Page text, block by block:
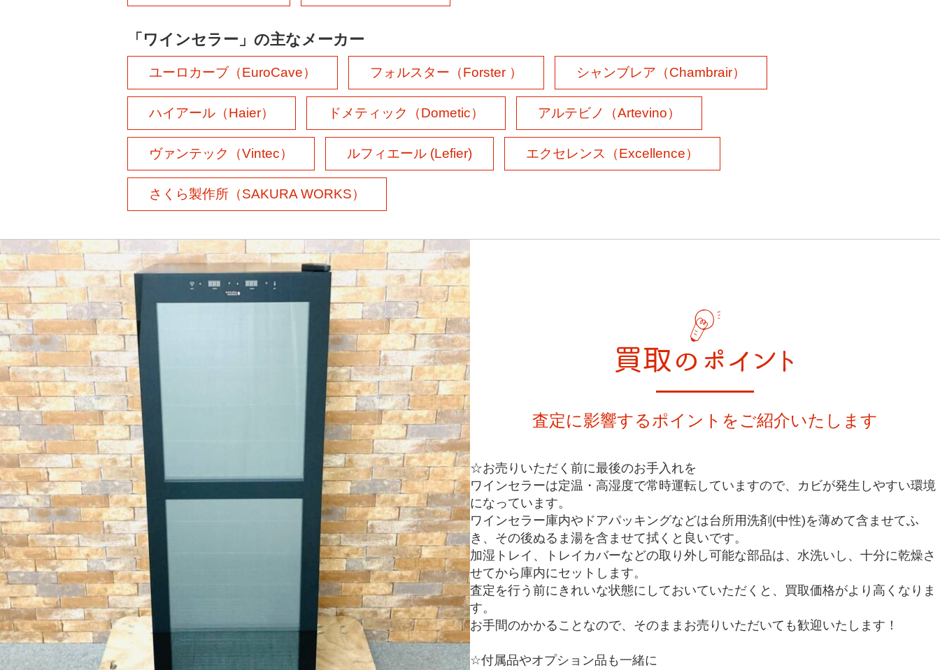
「ワインセラー」の主なメーカー
ユーロカーブ（EuroCave） フォルスター（Forster ） シャンブレア（Chambrair）
ハイアール（Haier） ドメティック（Dometic） アルテビノ（Artevino）
ヴァンテック（Vintec） ルフィエール (Lefier) エクセレンス（Excellence）
さくら製作所（SAKURA WORKS）
買取のポイント
査定に影響するポイントをご紹介いたします
☆お売りいただく前に最後のお手入れを
ワインセラーは定温・高湿度で常時運転していますので、カビが発生しやすい環境
になっています。
ワインセラー庫内やドアパッキングなどは台所用洗剤(中性)を薄めて含ませてふ
き、その後ぬるま湯を含ませて拭くと良いです。
加湿トレイ、トレイカバーなどの取り外し可能な部品は、水洗いし、十分に乾燥さ
せてから庫内にセットします。
査定を行う前にきれいな状態にしておいていただくと、買取価格がより高くなりま
す。
お手間のかかることなので、そのままお売りいただいても歓迎いたします！
☆付属品やオプション品も一緒に